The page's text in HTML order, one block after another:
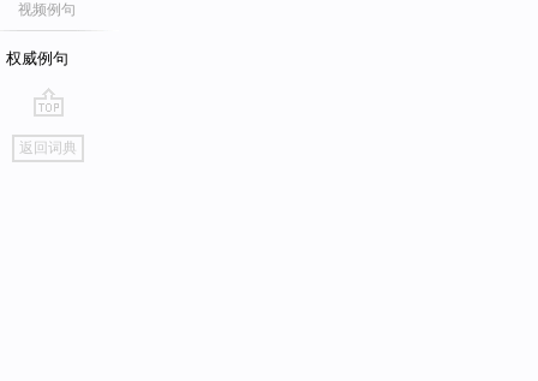
视频例句
权威例句
go
top
返回词典